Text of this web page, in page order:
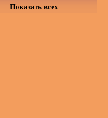
Показать всех